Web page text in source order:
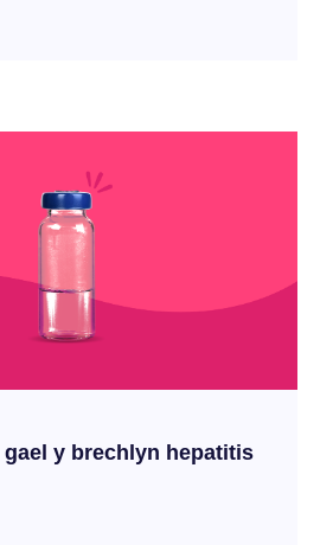
y brechlyn hepatitis